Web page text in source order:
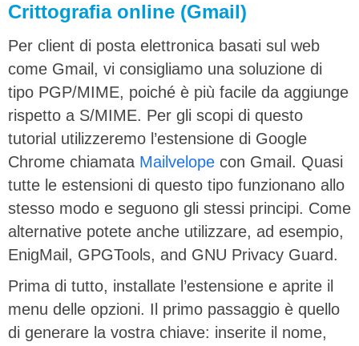
Crittografia online (Gmail)
Per client di posta elettronica basati sul web
come Gmail, vi consigliamo una soluzione di
tipo PGP/MIME, poiché è più facile da aggiunge
rispetto a S/MIME. Per gli scopi di questo
tutorial utilizzeremo l’estensione di Google
Chrome chiamata Mailvelope con Gmail. Quasi
tutte le estensioni di questo tipo funzionano allo
stesso modo e seguono gli stessi principi. Come
alternative potete anche utilizzare, ad esempio,
EnigMail, GPGTools, and GNU Privacy Guard.
Prima di tutto, installate l’estensione e aprite il
menu delle opzioni. Il primo passaggio è quello
di generare la vostra chiave: inserite il nome,